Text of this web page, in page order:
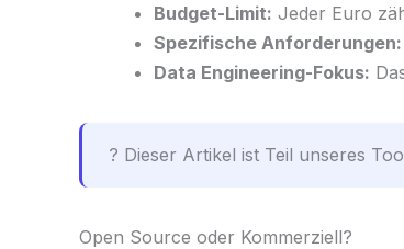
Budget-Limit: Jeder Euro
Spezifische Anforderungen:
Data Engineering-Fokus:
? Dieser Artikel ist Teil unseres
Open Source oder Kommerziell?